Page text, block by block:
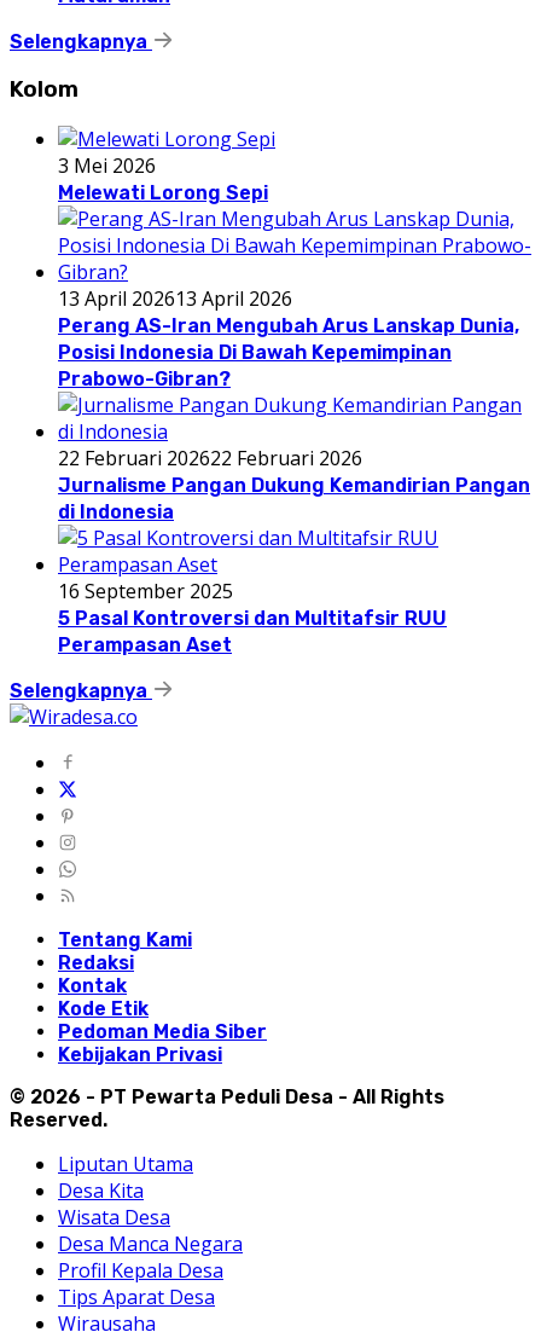
Selengkapnya
Kolom
3 Mei 2026
Melewati Lorong Sepi
13 April 202613 April 2026
Perang AS-Iran Mengubah Arus Lanskap Dunia,
Posisi Indonesia Di Bawah Kepemimpinan
Prabowo-Gibran?
22 Februari 202622 Februari 2026
Jurnalisme Pangan Dukung Kemandirian Pangan
di Indonesia
16 September 2025
5 Pasal Kontroversi dan Multitafsir RUU
Perampasan Aset
Selengkapnya
Tentang Kami
Redaksi
Kontak
Kode Etik
Pedoman Media Siber
Kebijakan Privasi
© 2026 - PT Pewarta Peduli Desa - All Rights
Reserved.
Liputan Utama
Desa Kita
Wisata Desa
Desa Manca Negara
Profil Kepala Desa
Tips Aparat Desa
Wirausaha